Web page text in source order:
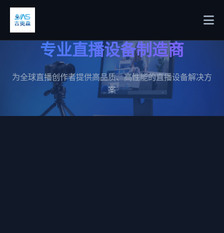
专业直播设备制造商
为全球直播创作者提供高品质、高性能的直播设备解决方
案